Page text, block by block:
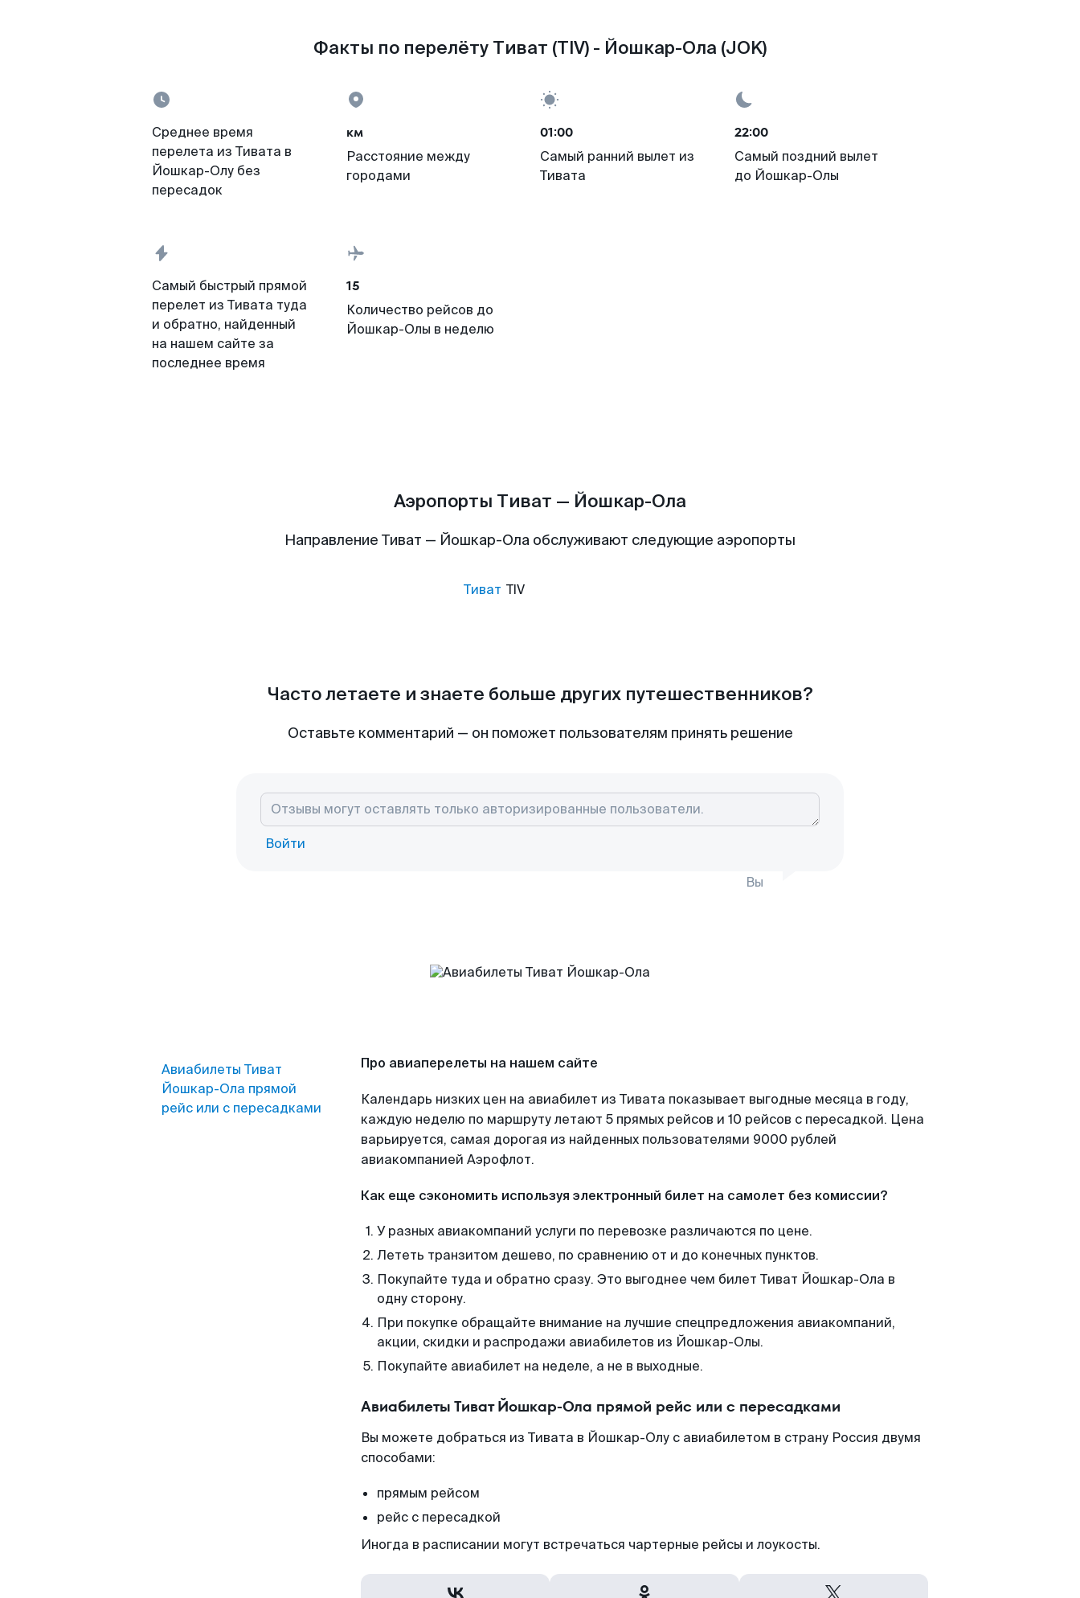
Факты по перелёту Тиват (TIV) - Йошкар-Ола (JOK)
Среднее время
перелета из Тивата в
Йошкар-Олу без
пересадок
км
Расстояние между
городами
01:00
Самый ранний вылет из
Тивата
22:00
Самый поздний вылет
до Йошкар-Олы
Самый быстрый прямой
перелет из Тивата туда
и обратно, найденный
на нашем сайте за
последнее время
15
Количество рейсов до
Йошкар-Олы в неделю
Аэропорты Тиват — Йошкар-Ола
Направление Тиват — Йошкар-Ола обслуживают следующие аэропорты
Тиват TIV
Часто летаете и знаете больше других путешественников?
Оставьте комментарий — он поможет пользователям принять решение
Войти
Вы
Авиабилеты Тиват
Йошкар-Ола прямой
рейс или с пересадками
Про авиаперелеты на нашем сайте
Календарь низких цен на авиабилет из Тивата показывает выгодные месяца в году,
каждую неделю по маршруту летают 5 прямых рейсов и 10 рейсов с пересадкой. Цена
варьируется, самая дорогая из найденных пользователями 9000 рублей
авиакомпанией Аэрофлот.
Как еще сэкономить используя электронный билет на самолет без комиссии?
У разных авиакомпаний услуги по перевозке различаются по цене.
Лететь транзитом дешево, по сравнению от и до конечных пунктов.
Покупайте туда и обратно сразу. Это выгоднее чем билет Тиват Йошкар-Ола в
одну сторону.
При покупке обращайте внимание на лучшие спецпредложения авиакомпаний,
акции, скидки и распродажи авиабилетов из Йошкар-Олы.
Покупайте авиабилет на неделе, а не в выходные.
Авиабилеты Тиват Йошкар-Ола прямой рейс или с пересадками
Вы можете добраться из Тивата в Йошкар-Олу с авиабилетом в страну Россия двумя
способами:
прямым рейсом
рейс с пересадкой
Иногда в расписании могут встречаться чартерные рейсы и лоукосты.